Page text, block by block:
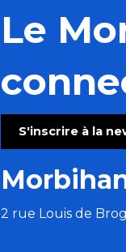
Le
S'inscrire à la
2 rue Louis de